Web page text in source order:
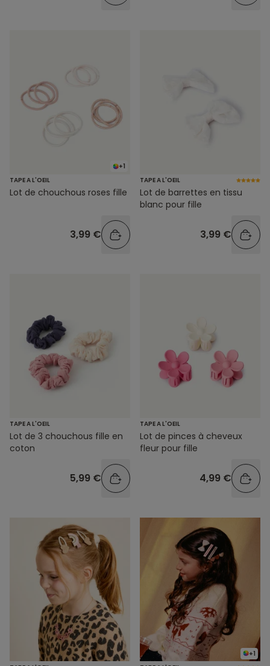
+1
TAPE A L'OEIL
Lot de chouchous roses fille
3,99 €
TAPE A L'OEIL
Lot de barrettes en tissu
blanc pour fille
3,99 €
TAPE A L'OEIL
Lot de 3 chouchous fille en
coton
5,99 €
TAPE A L'OEIL
Lot de pinces à cheveux
fleur pour fille
4,99 €
+1